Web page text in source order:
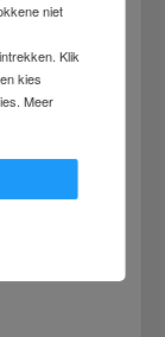
30 cm
niet
Klik
kies
Meer